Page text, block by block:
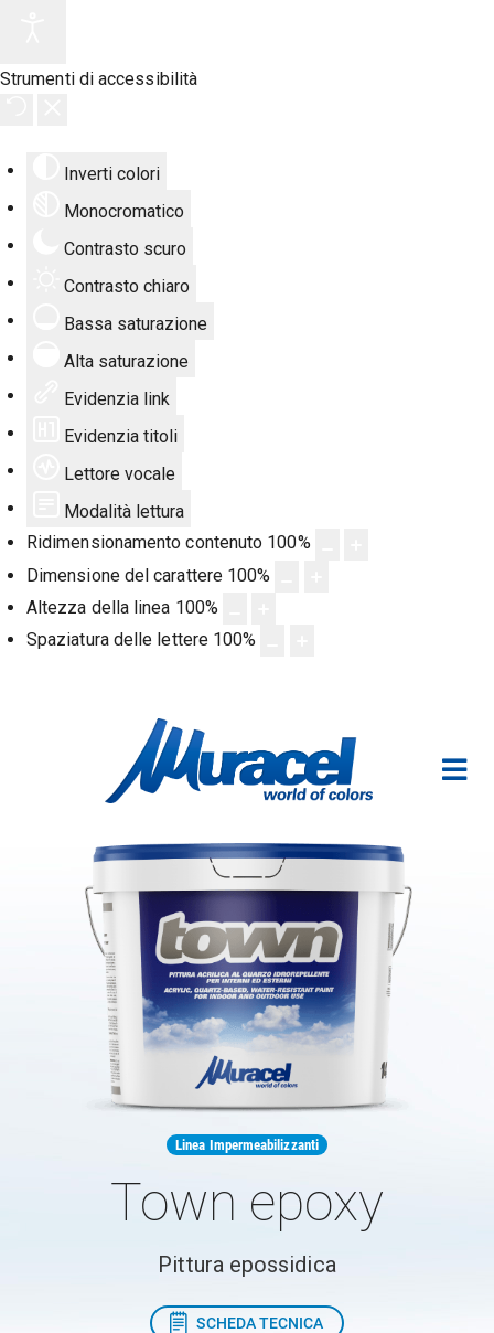
Strumenti di accessibilità
Inverti colori
Monocromatico
Contrasto scuro
Contrasto chiaro
Bassa saturazione
Alta saturazione
Evidenzia link
Evidenzia titoli
Lettore vocale
Modalità lettura
Ridimensionamento contenuto 100%
Dimensione del carattere 100%
Altezza della linea 100%
Spaziatura delle lettere 100%
Linea Impermeabilizzanti
Town epoxy
Pittura epossidica
SCHEDA TECNICA